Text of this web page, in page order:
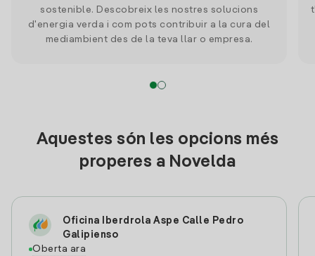
sostenible. Descobreix les nostres solucions
d'energia verda i com pots contribuir a la cura del
mediambient des de la teva llar o empresa.
Aquestes són les opcions més
properes a Novelda
Oficina Iberdrola Aspe Calle Pedro
Galipienso
Oberta ara